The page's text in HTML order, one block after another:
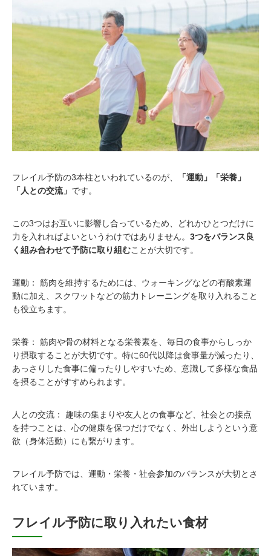
フレイル予防の3本柱といわれているのが、
「運動」「栄養」
「人との交流」 です。
この3つはお互いに影響し合っているため、どれかひとつだけに
力を入れればよいというわけではありません。 3つをバランス良
く組み合わせて予防に取り組むことが大切です。
運動： 筋肉を維持するためには、ウォーキングなどの有酸素運
動に加え、スクワットなどの筋力トレーニングを取り入れること
も役立ちます。
栄養： 筋肉や骨の材料となる栄養素を、毎日の食事からしっか
り摂取することが大切です。特に60代以降は食事量が減ったり、
あっさりした食事に偏ったりしやすいため、意識して多様な食品
を摂ることがすすめられます。
人との交流： 趣味の集まりや友人との食事など、社会との接点
を持つことは、心の健康を保つだけでなく、外出しようという意
欲（身体活動）にも繋がります。
フレイル予防では、運動・栄養・社会参加のバランスが大切とさ
れています。
フレイル予防に取り入れたい食材